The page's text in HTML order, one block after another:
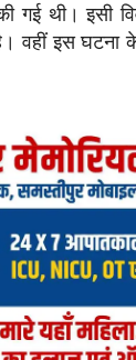
गई थी। इसी
वहीं इस घटना